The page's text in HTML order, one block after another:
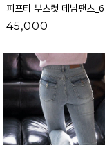
피프티 부츠컷 데님팬츠
45,000